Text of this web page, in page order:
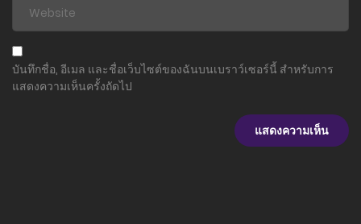
10 ธันวาคม 2025
ตอนที่ 54
10 ธันวาคม 2025
บันทึกชื่อ, อีเมล และชื่อเว็บไซต์ของฉันบนเบราว์เซอร์นี้ สำหรับการ
แสดงความเห็นครั้งถัดไป